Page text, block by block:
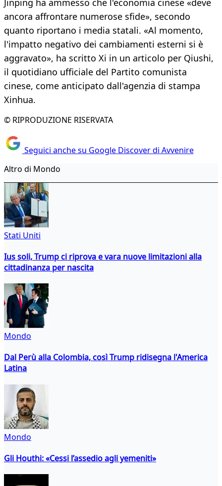
Jinping ha ammesso che l'economia cinese «deve
ancora affrontare numerose sfide», secondo
quanto riportano i media statali. «Al momento,
l'impatto negativo dei cambiamenti esterni si è
aggravato», ha scritto Xi in un articolo per Qiushi,
il quotidiano ufficiale del Partito comunista
cinese, come anticipato dall'agenzia di stampa
Xinhua.
© RIPRODUZIONE RISERVATA
Seguici anche su Google Discover di Avvenire
Altro di Mondo
Stati Uniti
Ius soli, Trump ci riprova e vara nuove limitazioni alla
cittadinanza per nascita
Mondo
Dal Perù alla Colombia, così Trump ridisegna l'America
Latina
Mondo
Gli Houthi: «Cessi l’assedio agli yemeniti»